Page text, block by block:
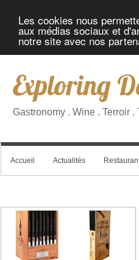
Les cookies nous
aux médias sociaux et
notre site avec nos
Exploring
Gastronomy . Wine . Terroir .
Accueil Actualités